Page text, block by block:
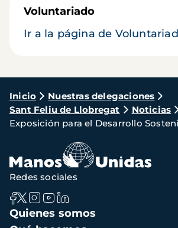
Voluntariado
Ir a la página de
Ruta
de
navegación
Inicio
Nuestras delegaciones
Sant Feliu de Llobregat
Noticias
Exposición para el Desarrollo
Navegación
principal
Quienes somos
Redes sociales